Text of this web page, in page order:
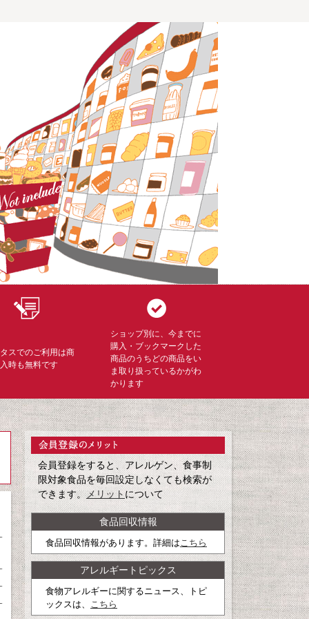
スでのご利用は商
時も無料です
ショップ別に、今までに
購入・ブックマークした
商品のうちどの商品をい
ま取り扱っているかがわ
かります
会員登録をすると、アレルゲン、食事制
限対象食品を毎回設定しなくても検索が
できます。メリットについて
食品回収情報
食品回収情報があります。詳細は こちら
アレルギートピックス
食物アレルギーに関するニュース、トピ
ックスは、
こちら